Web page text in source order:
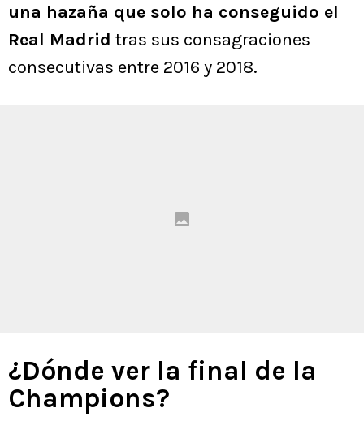
una hazaña que solo ha conseguido el
Real Madrid tras sus consagraciones
consecutivas entre 2016 y 2018.
¿Dónde ver la final de la
Champions?